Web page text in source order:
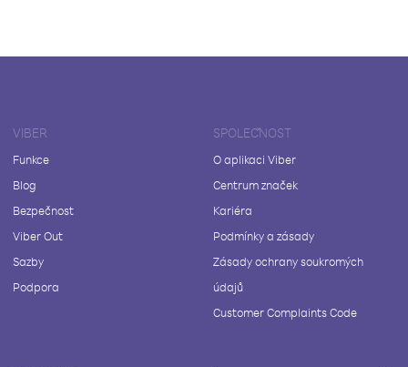
VIBER
Funkce
Blog
Bezpečnost
Viber Out
Sazby
Podpora
SPOLEČNOST
O aplikaci Viber
Centrum značek
Kariéra
Podmínky a zásady
Zásady ochrany soukromých
údajů
Customer Complaints Code